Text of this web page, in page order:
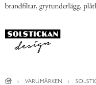
brandfiltar, grytunderlägg,
VARUMÄRKEN